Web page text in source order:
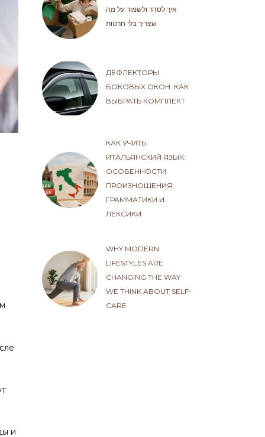
и
איך לסדר ולשמור על מה
שצריך בלי חרטות
ДЕФЛЕКТОРЫ
БОКОВЫХ ОКОН: КАК
ВЫБРАТЬ КОМПЛЕКТ
КАК УЧИТЬ
ИТАЛЬЯНСКИЙ ЯЗЫК:
ОСОБЕННОСТИ
ПРОИЗНОШЕНИЯ,
ГРАММАТИКИ И
ЛЕКСИКИ
WHY MODERN
LIFESTYLES ARE
CHANGING THE WAY
WE THINK ABOUT SELF-
CARE